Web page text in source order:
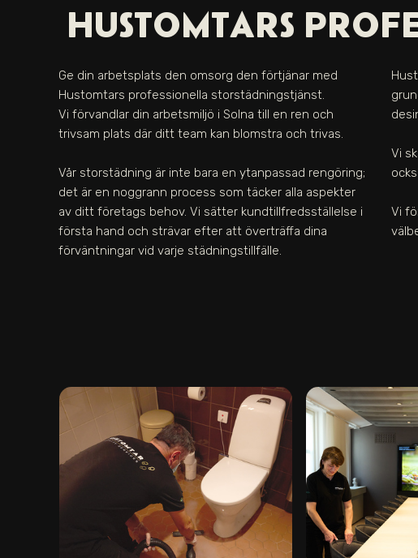
HUSTOMTARS
Ge din arbetsplats den omsorg den förtjänar med
Hustomtars professionella storstädningstjänst.
Vi förvandlar din arbetsmiljö i Solna till en ren och
trivsam plats där ditt team kan blomstra och trivas.
Vår storstädning är inte bara en ytanpassad rengöring;
det är en noggrann process som täcker alla aspekter
av ditt företags behov. Vi sätter kundtillfredsställelse i
första hand och strävar efter att överträffa dina
förväntningar vid varje städningstillfälle.
Vi
Vi